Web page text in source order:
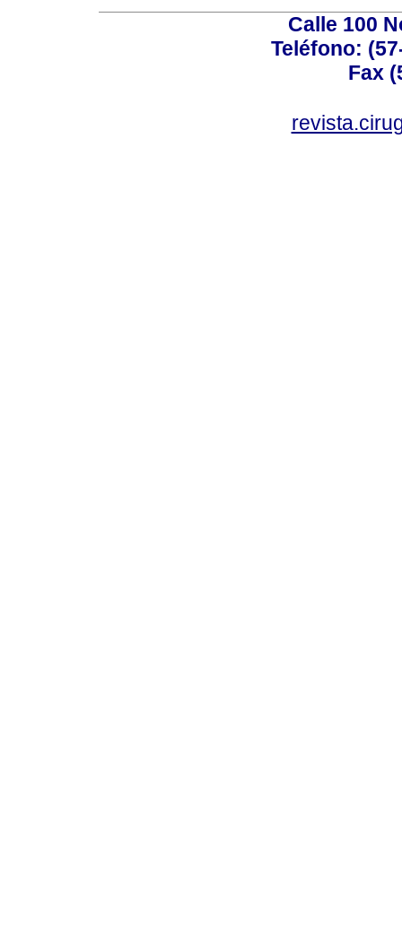
Calle 100
Teléfono:
Fax